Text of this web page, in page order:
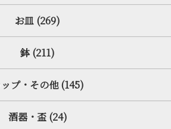
お皿 (269)
鉢 (211)
プ・その他 (145)
酒器・盃 (24)